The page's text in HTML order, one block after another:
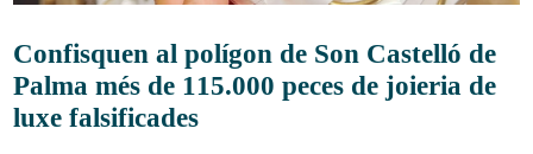
Confisquen al polígon de Son Castelló de
Palma més de 115.000 peces de joieria de
luxe falsificades